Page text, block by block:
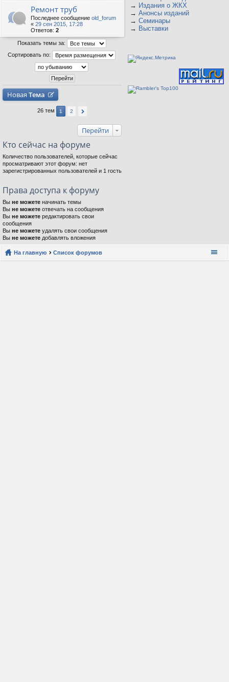
Ремонт труб
Последнее сообщение old_forum
« 29 сен 2015, 17:28
Ответов: 2
Показать темы за:
Сортировать по:
Новая Тема
26 тем 1 2
Перейти
Кто сейчас на форуме
Количество пользователей, которые сейчас
просматривают этот форум: нет
зарегистрированных пользователей и 1 гость
Права доступа к форуму
Вы не можете начинать темы
Вы не можете отвечать на сообщения
Вы не можете редактировать свои
сообщения
Вы не можете удалять свои сообщения
Вы не можете добавлять вложения
→ Издания о ЖКХ
→ Анонсы изданий
→ Семинары
→ Выставки
На главную Список форумов